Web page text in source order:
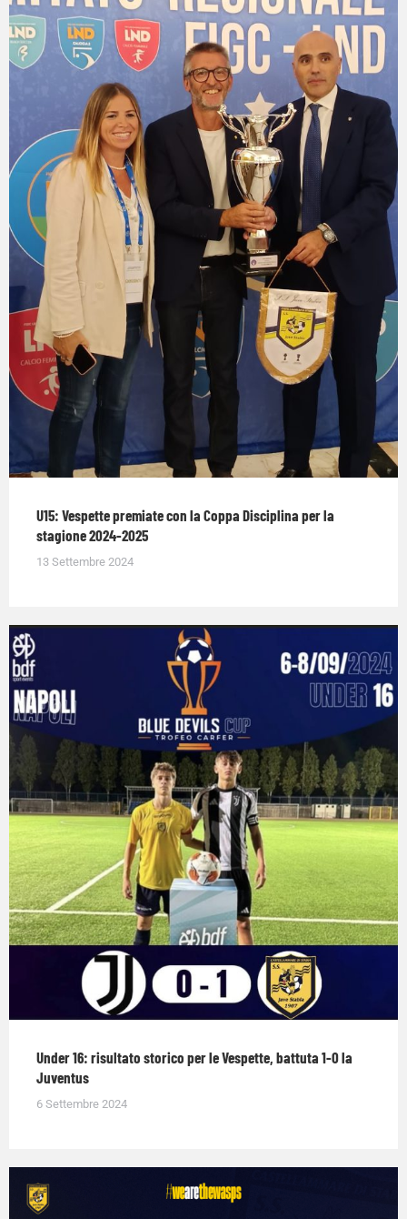
U15: Vespette premiate con la Coppa Disciplina per la
stagione 2024-2025
13 Settembre 2024
Under 16: risultato storico per le Vespette, battuta 1-0 la
Juventus
6 Settembre 2024